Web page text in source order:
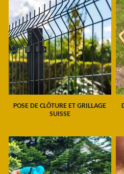
POSE DE CLÔTURE ET GRILLAGE
SUISSE